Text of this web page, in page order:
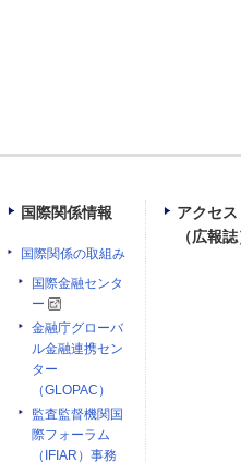
国際関係情報
国際関係の取組み
国際金融センタ
ー
金融庁グローバ
ル金融連携セン
ター
（GLOPAC）
監査監督機関国
際フォーラム
（IFIAR）事務
アクセス
（広報誌